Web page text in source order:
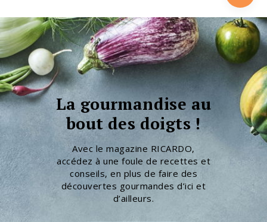
La gourmandise au
bout des doigts !
Avec le magazine RICARDO,
accédez à une foule de recettes et
conseils, en plus de faire des
découvertes gourmandes d’ici et
d’ailleurs.